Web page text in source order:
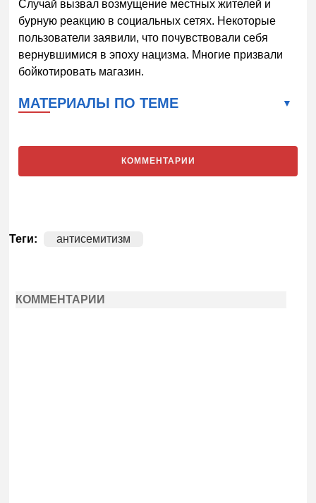
Случай вызвал возмущение местных жителей и
бурную реакцию в социальных сетях. Некоторые
пользователи заявили, что почувствовали себя
вернувшимися в эпоху нацизма. Многие призвали
бойкотировать магазин.
МАТЕРИАЛЫ ПО ТЕМЕ
КОММЕНТАРИИ
Теги: антисемитизм
КОММЕНТАРИИ